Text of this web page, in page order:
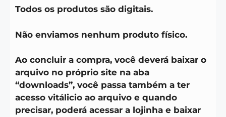
Todos os produtos são digitais.
Não enviamos nenhum produto físico.
Ao concluir a compra, você deverá baixar o
arquivo no próprio site na aba
“downloads”, você passa também a ter
acesso vitálicio ao arquivo e quando
precisar, poderá acessar a lojinha e baixar